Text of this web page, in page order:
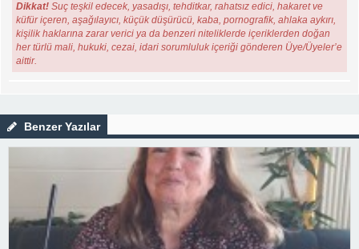
Dikkat! Suç teşkil edecek, yasadışı, tehditkar, rahatsız edici, hakaret ve
küfür içeren, aşağılayıcı, küçük düşürücü, kaba, pornografik, ahlaka aykırı,
kişilik haklarına zarar verici ya da benzeri niteliklerde içeriklerden doğan
her türlü mali, hukuki, cezai, idari sorumluluk içeriği gönderen Üye/Üyeler’e
aittir.
Benzer Yazılar